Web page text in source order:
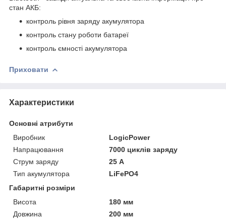
стан АКБ:
контроль рівня заряду акумулятора
контроль стану роботи батареї
контроль ємності акумулятора
Приховати
Характеристики
Основні атрибути
Виробник
LogicPower
Напрацювання
7000 циклів заряду
Струм заряду
25 А
Тип акумулятора
LiFePO4
Габаритні розміри
Висота
180 мм
Довжина
200 мм